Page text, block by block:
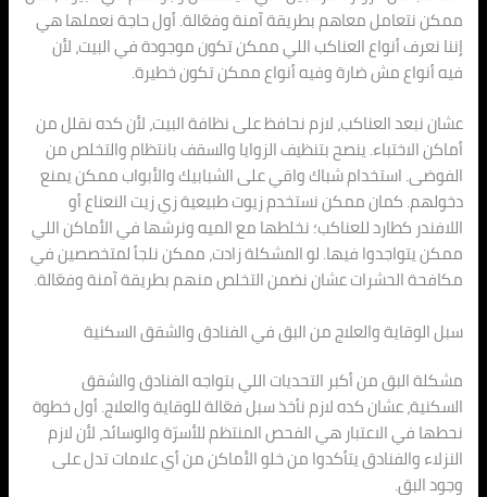
ممكن نتعامل معاهم بطريقة آمنة وفعّالة. أول حاجة نعملها هي
إننا نعرف أنواع العناكب اللي ممكن تكون موجودة في البيت، لأن
فيه أنواع مش ضارة وفيه أنواع ممكن تكون خطيرة.
عشان نبعد العناكب، لازم نحافظ على نظافة البيت، لأن كده نقلل من
أماكن الاختباء. ينصح بتنظيف الزوايا والسقف بانتظام والتخلص من
الفوضى. استخدام شباك واقي على الشبابيك والأبواب ممكن يمنع
دخولهم. كمان ممكن نستخدم زيوت طبيعية زي زيت النعناع أو
اللافندر كطارد للعناكب؛ نخلطها مع الميه ونرشها في الأماكن اللي
ممكن يتواجدوا فيها. لو المشكلة زادت، ممكن نلجأ لمتخصصين في
مكافحة الحشرات عشان نضمن التخلص منهم بطريقة آمنة وفعّالة.
سبل الوقاية والعلاج من البق في الفنادق والشقق السكنية
مشكلة البق من أكبر التحديات اللي بتواجه الفنادق والشقق
السكنية، عشان كده لازم نأخذ سبل فعّالة للوقاية والعلاج. أول خطوة
نحطها في الاعتبار هي الفحص المنتظم للأسرّة والوسائد، لأن لازم
النزلاء والفنادق يتأكدوا من خلو الأماكن من أي علامات تدل على
وجود البق.